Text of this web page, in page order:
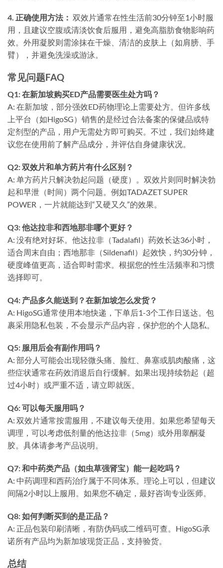
4. 正确使用方法： 双效片通常在性生活前30分钟至1小时服
用，且建议空腹或清淡饮食后服用，避免高脂肪食物影响药
效。外用凝胶则需涂抹在干燥、清洁的皮肤上（如肩膀、手
臂），并避免洗澡或游泳。
常见问题FAQ
Q1: 在新加坡购买ED产品需要医生处方吗？
A: 在新加坡，部分强效ED药物理论上需要处方。但许多线
上平台（如HigoSG）销售的是经过合法备案的保健品或特
定剂型的产品，用户无需处方即可购买。不过，我们始终建
议您在使用前了解产品成分，并评估自身健康状况。
Q2: 双效片和单方药片有什么区别？
A: 单方药片只解决勃起问题（硬度）。双效片则同时解决勃
起和早泄（时间）两个问题。例如TADAZET SUPER
POWER，一片就能达到“又硬又久”的效果。
Q3: 他达拉非和西地那非哪个更好？
A: 没有绝对好坏。他达拉非（Tadalafil）药效长达36小时，
适合周末自由；西地那非（Sildenafil）起效快，约30分钟，
硬度峰值更高，适合即时需求。根据您的性生活频率和习惯
选择即可。
Q4: 产品多久能送到？在新加坡怎么发货？
A: HigoSG通常使用本地快递，下单后1-3个工作日送达。包
裹采用隐私包装，不会显示产品内容，保护您的个人隐私。
Q5: 服用后会有副作用吗？
A: 部分人可能会出现轻微头痛、脸红、鼻塞或肌肉酸痛，这
些症状通常在药效消退后自行缓解。如果出现持续勃起（超
过4小时）或严重不适，请立即就医。
Q6: 可以每天服用吗？
A: 双效片通常按需服用，不建议每天使用。如果您希望每天
调理，可以考虑低剂量的他达拉非（5mg）或外用睾酮凝
胶。具体请参考产品说明。
Q7: 和中药类产品（如虫草强肾宝）能一起吃吗？
A: 中药调理和西药治疗属于不同体系。理论上可以，但建议
间隔2小时以上服用。如果您不确定，最好咨询专业医师。
Q8: 如何判断买到的是正品？
A: 正品包装印刷清晰，有防伪码或二维码可查。HigoSG承
诺所有产品均为新加坡现货正品，支持验货。
总结